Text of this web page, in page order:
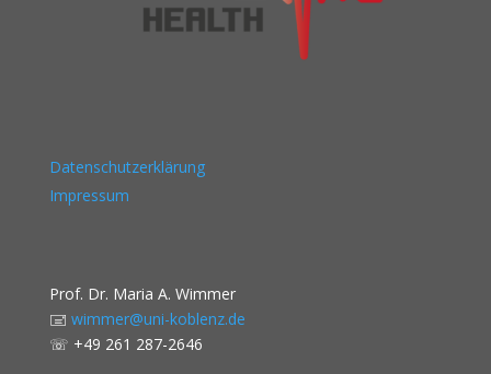
Datenschutzerklärung
Impressum
Prof. Dr. Maria A. Wimmer
🖃 wimmer@uni-koblenz.de
☏ +49 261 287-2646